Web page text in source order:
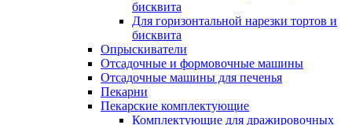
бисквита
Для горизонтальной нарезки тортов и
бисквита
Опрыскиватели
Отсадочные и формовочные машины
Отсадочные машины для печенья
Пекарни
Пекарские комплектующие
Комплектующие для дражировочных